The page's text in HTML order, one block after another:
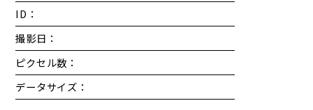
ID：
撮影日：
ピクセル数：
データサイズ：